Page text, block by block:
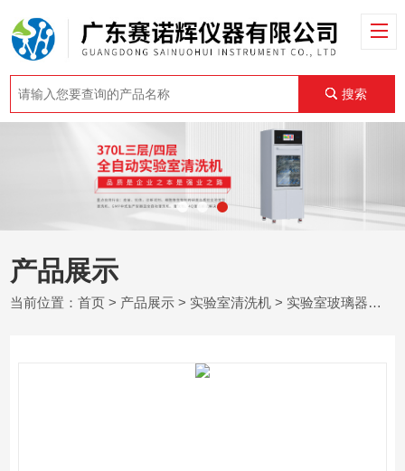
搜索
产品展示
当前位置：首页 > 产品展示 > 实验室清洗机 > 实验室玻璃器皿清洗机